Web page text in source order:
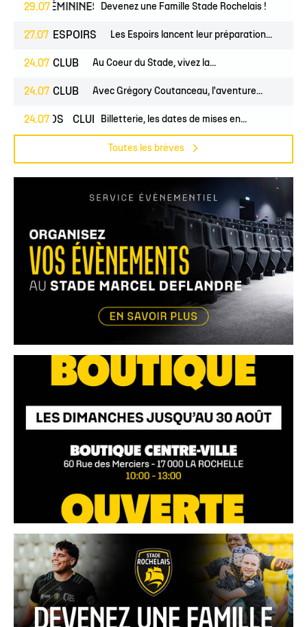
29.07
FÉMININES CLUBDevenez une Famille Stade Rochelais !
27.07 ESPOIRS Les Espoirs lancent leur préparation...
24.07 CLUB Au Coeur du Stade, vivez la...
24.07 CLUB Avec Grégory Coutanceau, l'aventure...
24.07
PROS CLUB Billetterie, les dates de mises en...
Toutes les brèves